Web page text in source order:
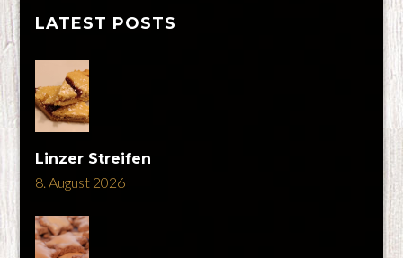
LATEST POSTS
Linzer Streifen
8. August 2026